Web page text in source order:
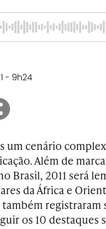
- 9h24
um cenário
Além de
Brasil, 2011 será
da África e
registraram
os 10 destaques